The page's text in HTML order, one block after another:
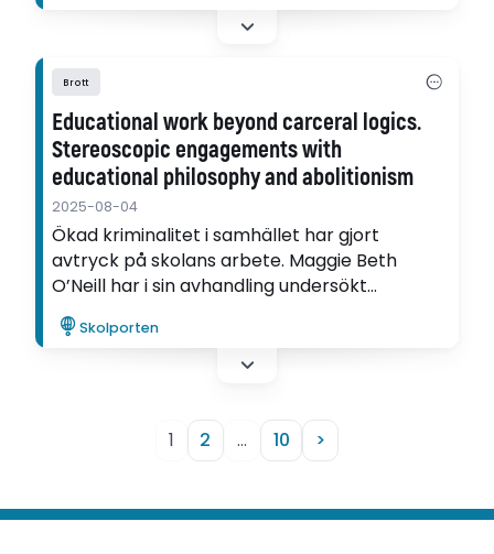
Brott
Educational work beyond carceral logics.
Stereoscopic engagements with
educational philosophy and abolitionism
2025-08-04
Ökad kriminalitet i samhället har gjort
avtryck på skolans arbete. Maggie Beth
O’Neill har i sin avhandling undersökt
pedagogiska implikationer av denna
utveckling.
Skolporten
1 2 … 10 >